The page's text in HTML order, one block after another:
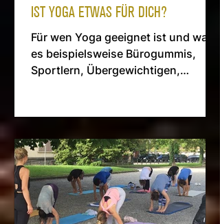
IST YOGA ETWAS FÜR DICH?
Für wen Yoga geeignet ist und was
es beispielsweise Bürogummis,
Sportlern, Übergewichtigen,